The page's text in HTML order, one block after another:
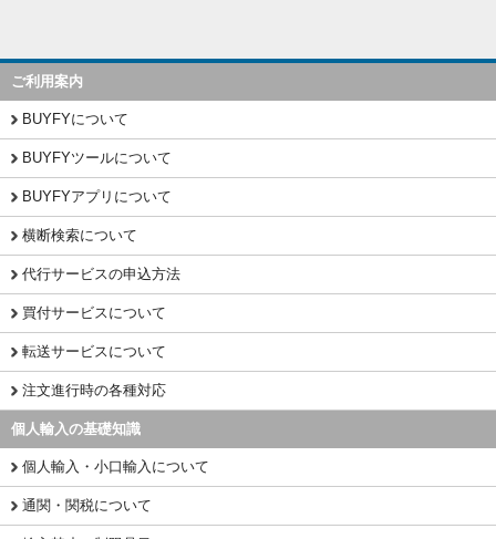
ご利用案内
BUYFYについて
BUYFYツールについて
BUYFYアプリについて
横断検索について
代行サービスの申込方法
買付サービスについて
転送サービスについて
注文進行時の各種対応
個人輸入の基礎知識
個人輸入・小口輸入について
通関・関税について